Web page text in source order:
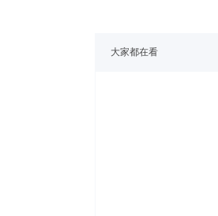
大家都在看